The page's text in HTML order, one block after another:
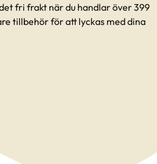
fri frakt när du handlar över 399
tillbehör för att lyckas med dina